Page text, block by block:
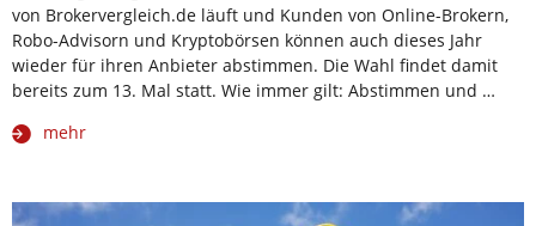
von Brokervergleich.de läuft und Kunden von Online-Brokern,
Robo-Advisorn und Kryptobörsen können auch dieses Jahr
wieder für ihren Anbieter abstimmen. Die Wahl findet damit
bereits zum 13. Mal statt. Wie immer gilt: Abstimmen und …
mehr